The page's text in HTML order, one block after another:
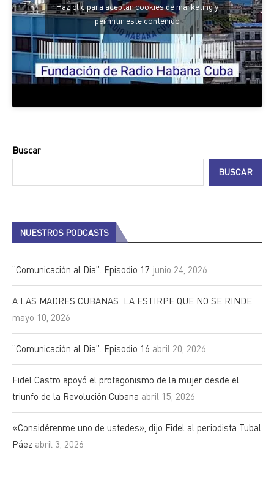
Buscar
BUSCAR
NUESTROS PODCASTS
“Comunicación al Dia”. Episodio 17 junio 24, 2026
A LAS MADRES CUBANAS: LA ESTIRPE QUE NO SE RINDE
mayo 10, 2026
“Comunicación al Dia”. Episodio 16 abril 20, 2026
Fidel Castro apoyó el protagonismo de la mujer desde el
triunfo de la Revolución Cubana abril 15, 2026
«Considérenme uno de ustedes», dijo Fidel al periodista Tubal
Páez abril 3, 2026
Haz clic para aceptar cookies de marketing y
permitir este contenido